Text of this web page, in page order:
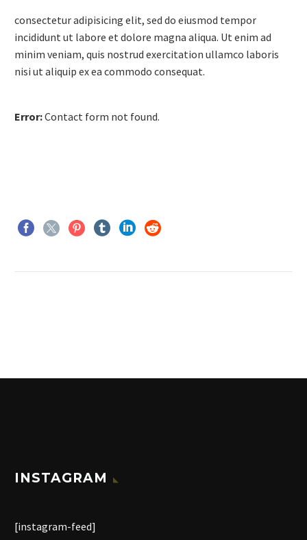
consectetur adipisicing elit, sed do eiusmod tempor
incididunt ut labore et dolore magna aliqua. Ut enim ad
minim veniam, quis nostrud exercitation ullamco laboris
nisi ut aliquip ex ea commodo consequat.
Error:Contact form not found.
INSTAGRAM
[instagram-feed]